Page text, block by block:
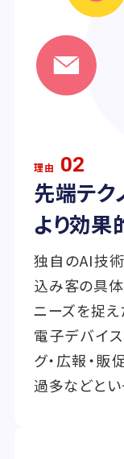
理由 02
先端テク
より効
独自のAI技
込み客の具
ニーズを捉え
電子デバイ
グ・広報・
過多などとい